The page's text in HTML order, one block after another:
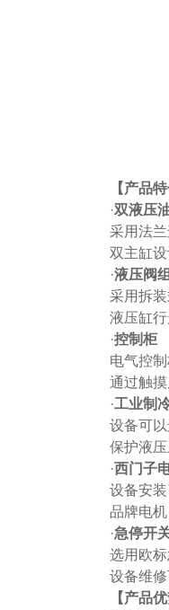
【产品
·双液压
采用法
双主缸
·液压阀
采用拆
液压缸
·控制柜
电气控
通过触
·工业制
设备可
保护液
·西门子
设备安
品牌电
·急停开
选用欧
设备维
【产品